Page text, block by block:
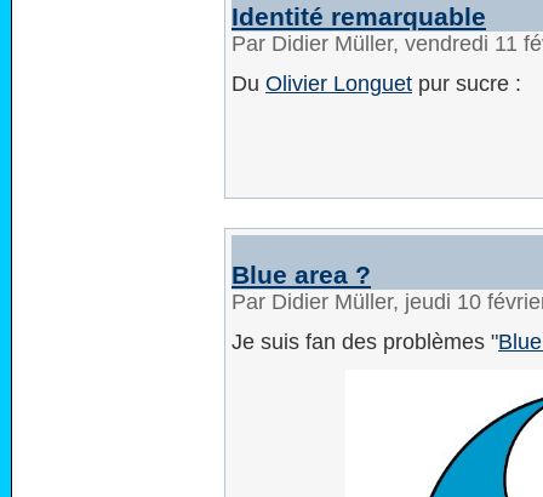
Identité remarquable
Par Didier Müller, vendredi 11
Du Olivier Longuet pur sucre :
Blue area ?
Par Didier Müller, jeudi 10
Je suis fan des problèmes "